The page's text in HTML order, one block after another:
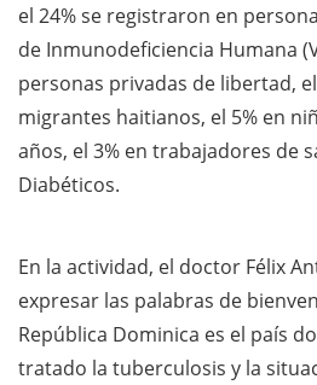
el 24% se registraron en
de Inmunodeficiencia Humana
personas privadas de libertad,
migrantes haitianos, el 5% en
años, el 3% en trabajadores de
Diabéticos.
En la actividad, el doctor Félix
expresar las palabras de
República Dominica es el país
tratado la tuberculosis y la